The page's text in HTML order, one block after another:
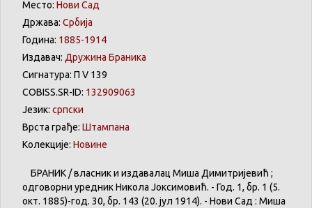
Место: Нови Сад
Држава: Србија
Година: 1885-1914
Издавач: Дружина Браника
Сигнатура: П V 139
COBISS.SR-ID: 132909063
Језик: српски
Врста грађе: Штампана
Колекције: Новине
БРАНИК / власник и издавалац Миша Димитријевић ;
одговорни уредник Никола Јоксимовић. - Год. 1, бр. 1 (5.
окт. 1885)-год. 30, бр. 143 (20. јул 1914). - Нови Сад : Миша